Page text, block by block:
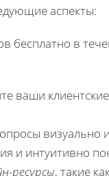
аспекты:
бесплатно в
ваши
визуально
и интуитивно
ресурсы, такие